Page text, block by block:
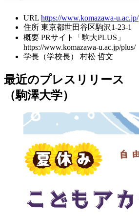
URL https://www.komazawa-u.ac.jp/
住所 東京都世田谷区駒沢1-23-1
概要 PRサイト「駒大PLUS」
https://www.komazawa-u.ac.jp/plus/
学長（学校長）
村松 哲文
最近のプレスリリース
（駒澤大学）